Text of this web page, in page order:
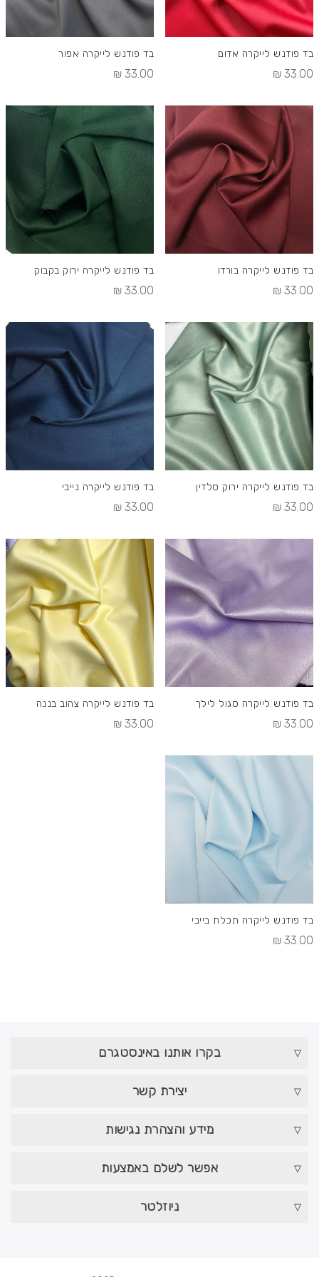
בד פודנש לייקרה אדום
33.00 ₪
בד פודנש לייקרה אפור
33.00 ₪
בד פודנש לייקרה בורדו
33.00 ₪
בד פודנש לייקרה ירוק בקבוק
33.00 ₪
בד פודנש לייקרה ירוק סלדין
33.00 ₪
בד פודנש לייקרה נייבי
33.00 ₪
בד פודנש לייקרה סגול לילך
33.00 ₪
בד פודנש לייקרה צהוב בננה
33.00 ₪
בד פודנש לייקרה תכלת בייבי
33.00 ₪
בקרו אותנו באינסטגרם
יצירת קשר
מידע והצהרת נגישות
אפשר לשלם באמצעות
ניוזלטר